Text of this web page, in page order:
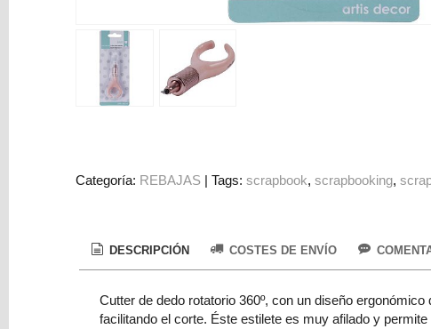
Figuras
DIY
Marcas
Categoría: REBAJAS |Tags:scrapbook scrapbooking
DESCRIPCIÓN COSTES DE ENVÍO
Cutter de dedo rotatorio 360º, con un diseño
facilitando el corte. Éste estilete es muy afilado y